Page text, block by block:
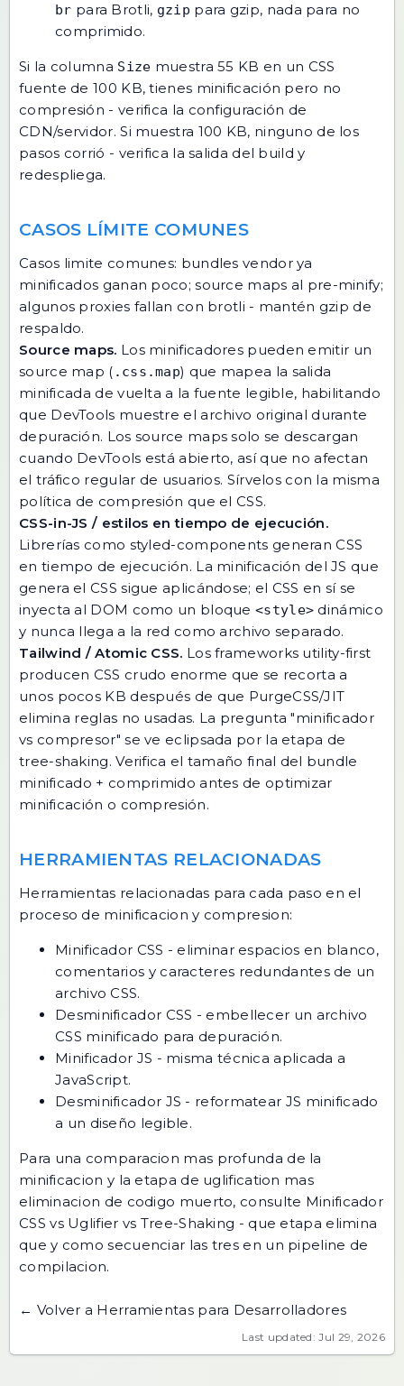
br para Brotli, gzip para gzip, nada para no
comprimido.
Si la columna Size muestra 55 KB en un CSS
fuente de 100 KB, tienes minificación pero no
compresión - verifica la configuración de
CDN/servidor. Si muestra 100 KB, ninguno de los
pasos corrió - verifica la salida del build y
redespliega.
CASOS LÍMITE COMUNES
Casos limite comunes: bundles vendor ya
minificados ganan poco; source maps al pre-minify;
algunos proxies fallan con brotli - mantén gzip de
respaldo.
Source maps. Los minificadores pueden emitir un
source map ( .css.map) que mapea la salida
minificada de vuelta a la fuente legible, habilitando
que DevTools muestre el archivo original durante
depuración. Los source maps solo se descargan
cuando DevTools está abierto, así que no afectan
el tráfico regular de usuarios. Sírvelos con la misma
política de compresión que el CSS.
CSS-in-JS / estilos en tiempo de ejecución.
Librerías como styled-components generan CSS
en tiempo de ejecución. La minificación del JS que
genera el CSS sigue aplicándose; el CSS en sí se
inyecta al DOM como un bloque<style> dinámico
y nunca llega a la red como archivo separado.
Tailwind / Atomic CSS. Los frameworks utility-first
producen CSS crudo enorme que se recorta a
unos pocos KB después de que PurgeCSS/JIT
elimina reglas no usadas. La pregunta "minificador
vs compresor" se ve eclipsada por la etapa de
tree-shaking. Verifica el tamaño final del bundle
minificado + comprimido antes de optimizar
minificación o compresión.
HERRAMIENTAS RELACIONADAS
Herramientas relacionadas para cada paso en el
proceso de minificacion y compresion:
Minificador CSS - eliminar espacios en blanco,
comentarios y caracteres redundantes de un
archivo CSS.
Desminificador CSS - embellecer un archivo
CSS minificado para depuración.
Minificador JS - misma técnica aplicada a
JavaScript.
Desminificador JS - reformatear JS minificado
a un diseño legible.
Para una comparacion mas profunda de la
minificacion y la etapa de uglification mas
eliminacion de codigo muerto, consulte Minificador
CSS vs Uglifier vs Tree-Shaking - que etapa elimina
que y como secuenciar las tres en un pipeline de
compilacion.
← Volver a Herramientas para Desarrolladores
Last updated: Jul 29, 2026